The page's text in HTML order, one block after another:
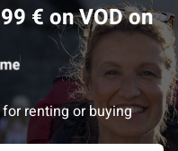
€ on VOD on
renting or buying